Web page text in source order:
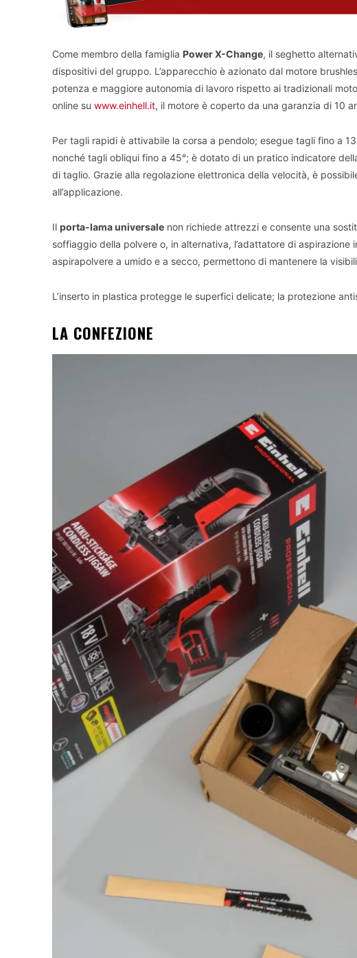
Come membro della famiglia Power X-Change, il seghetto
dispositivi del gruppo. L’apparecchio è azionato dal motore
potenza e maggiore autonomia di lavoro rispetto ai tradizionali
online su www.einhell.it, il motore è coperto da una garanzia di 10
Per tagli rapidi è attivabile la corsa a pendolo; esegue tagli fino a
nonché tagli obliqui fino a 45°; è dotato di un pratico indicatore
di taglio. Grazie alla regolazione elettronica della velocità, è
all’applicazione.
Il porta-lama universale non richiede attrezzi e consente una
soffiaggio della polvere o, in alternativa, l’adattatore di aspirazione
aspirapolvere a umido e a secco, permettono di mantenere la
L’inserto in plastica protegge le superfici delicate; la protezione
LA CONFEZIONE